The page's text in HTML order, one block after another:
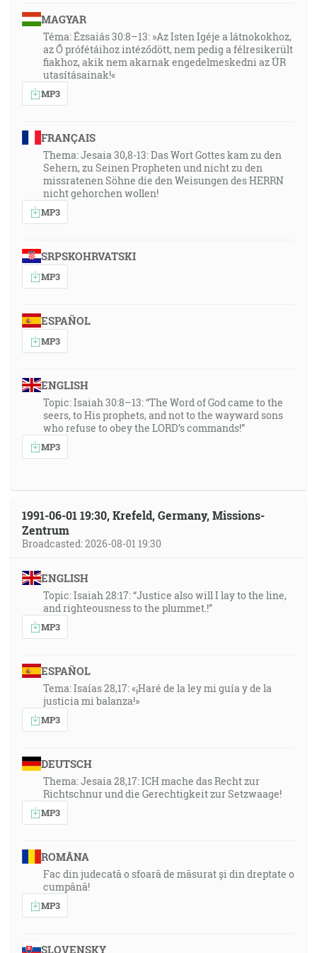
25:08
Mnohí budú zpytovať, a rozmnoží sa vedomosť. [Dn
12:4]
25:22
pýtajte sa po chodníkoch veku, ktorá je tá dobrá
cesta, a iďte po nej a tak najdite pokoj svojej duši! Ale
oni povedali: Nepojdeme! [Jr 6:16]
26:34
Lebo vchádzame do odpočinku my, ktorí sme uverili,
nevojdú do môjho odpočinku, hoci sú diela učinené
od založenia sveta. [Žd 4:3]
… ale kto zotrvá až do konca, ten bude spasený. [Mt
24:13]
Ale vo väčšine z nich sa nezaľúbilo Bohu, lebo boli
pobití a rozmetaní na púšti. [1Kor 10:5]
30:23
Lebo sám Pán s veliteľským povelom, s hlasom
Kristu vstanú najprv; potom my živí ponechaní
budeme razom s nimi vychvátení v oblakoch v ústrety
Pánovi do povetria. A takto budeme vždycky s
Pánom. [1Te 4:16-17]
31:05
A keď neprichádzal ženích, podriemaly všetky a
pospaly. Ale o polnoci povstal krik: Hľa, ženích ide!
Vyjdite mu vústrety! [Mt 25:5-6]
32:37
Vtedy vstaly všetky tie panny a ozdobily svoje lampy.
[Mt 25:7]
34:30
oleja, lebo naše lampy hasnú. [Mt 25:8]
34:46
***Malachiáš 3... neuvádza verše...***
34:52
***Lukáš 17... neuvádza verše...***
36:57
Ale o polnoci povstal krik: Hľa, ženích ide! Vyjdite mu
MAGYAR
Téma: Ézsaiás 30:8–13: »Az Isten Igéje a látnokokhoz,
az Ő prófétáihoz intéződött, nem pedig a félresikerült
fiakhoz, akik nem akarnak engedelmeskedni az ÚR
utasításainak!«
MP3
FRANÇAIS
Thema: Jesaia 30,8-13: Das Wort Gottes kam zu den
Sehern, zu Seinen Propheten und nicht zu den
missratenen Söhne die den Weisungen des HERRN
nicht gehorchen wollen!
MP3
SRPSKOHRVATSKI
MP3
ESPAÑOL
MP3
ENGLISH
Topic: Isaiah 30:8–13: “The Word of God came to the
seers, to His prophets, and not to the wayward sons
who refuse to obey the LORD’s commands!”
MP3
1991-06-01 19:30, Krefeld, Germany, Missions-
Zentrum
Broadcasted: 2026-08-01 19:30
ENGLISH
Topic: Isaiah 28:17: “Justice also will I lay to the line,
and righteousness to the plummet.!”
MP3
ESPAÑOL
Tema: Isaías 28,17: «¡Haré de la ley mi guía y de la
justicia mi balanza!»
MP3
DEUTSCH
Thema: Jesaia 28,17: ICH mache das Recht zur
Richtschnur und die Gerechtigkeit zur Setzwaage!
MP3
ROMÂNA
Fac din judecată o sfoară de măsurat și din dreptate o
cumpănă!
MP3
SLOVENSKY